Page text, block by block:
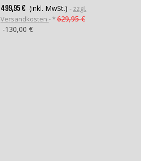
499,95 € (inkl. MwSt.)
zzgl.
Versandkosten
*629,95 €
-130,00 €